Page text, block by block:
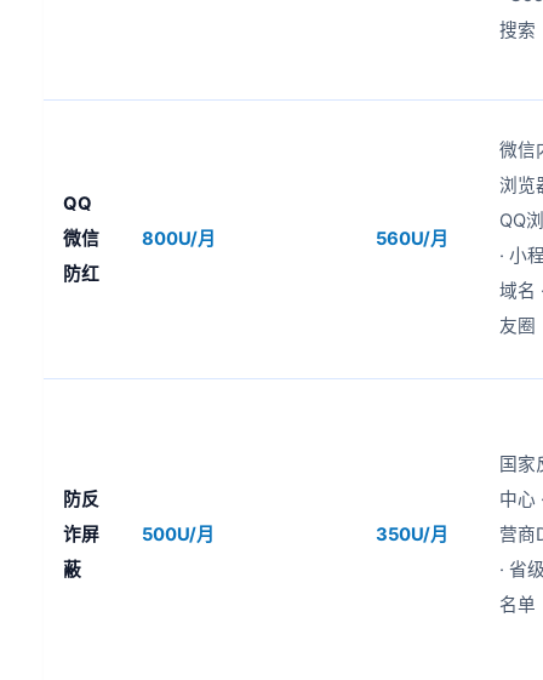
搜索
QQ
微信
防红
800U/月 560U/月
微信
浏览
QQ
· 小
域名
友圈
防反
诈屏
蔽
500U/月 350U/月
国家
中心
营商
· 省
名单